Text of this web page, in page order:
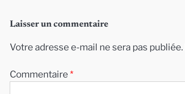
Laisser un commentaire
Votre adresse e-mail ne sera pas publiée.
Commentaire*